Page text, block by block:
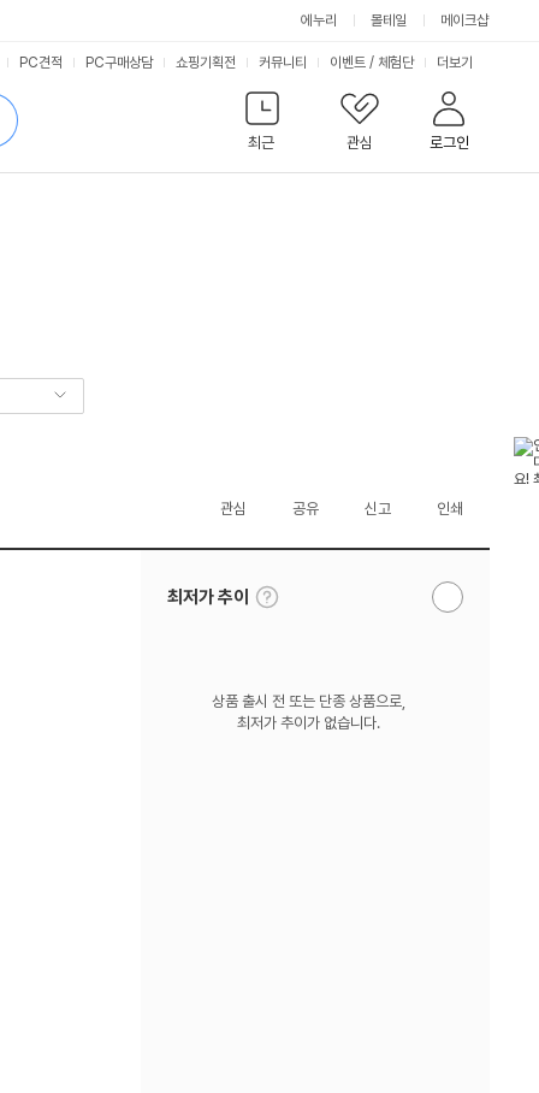
에누리 몰테일 메이크샵
최근
관심 로그인
PC견적 PC구매상담 쇼핑기획전 커뮤니티 이벤트 / 체험단 서
비
스
더보기
관심 공유 신고 인쇄
최저가 추이
툴
팁
알
상품 출시 전 또는 단종 상품으로,
최저가 추이가 없습니다.